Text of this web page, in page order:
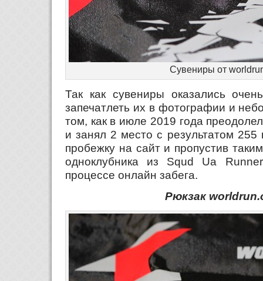
Сувениры от
Так как сувениры оказались
запечатлеть их в фотографии и
том, как в июле 2019 года
и занял 2 место с результатом
пробежку на сайт и пропустив
одноклубника из Squd Ua
процессе онлайн забега.
Рюкзак